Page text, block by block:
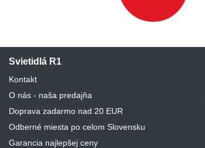
Svietidlá R1
Kontakt
O nás - naša predajňa
Doprava zadarmo nad 20 EUR
Odberné miesta po celom Slovensku
Garancia najlepšej ceny